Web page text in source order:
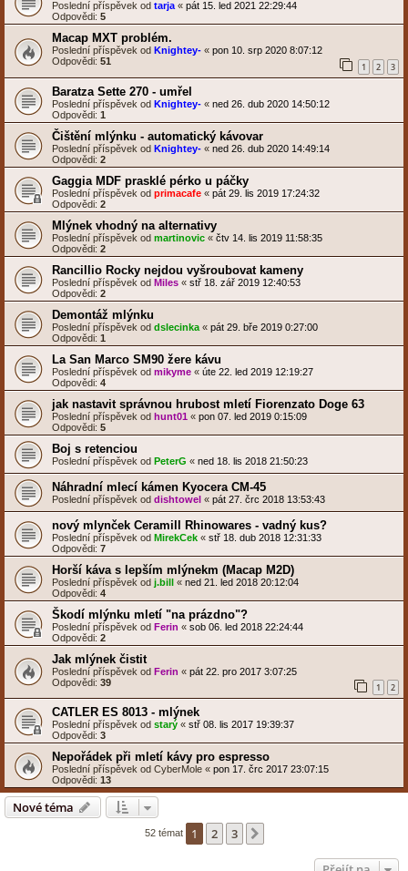
Poslední příspěvek od tarja « pát 15. led 2021 22:29:44
Odpovědi: 5
Macap MXT problém.
Poslední příspěvek od Knightey- « pon 10. srp 2020 8:07:12
Odpovědi: 51 1 2 3
Baratza Sette 270 - umřel
Poslední příspěvek od Knightey- « ned 26. dub 2020 14:50:12
Odpovědi: 1
Čištění mlýnku - automatický kávovar
Poslední příspěvek od Knightey- « ned 26. dub 2020 14:49:14
Odpovědi: 2
Gaggia MDF prasklé pérko u páčky
Poslední příspěvek od primacafe « pát 29. lis 2019 17:24:32
Odpovědi: 2
Mlýnek vhodný na alternativy
Poslední příspěvek od martinovic « čtv 14. lis 2019 11:58:35
Odpovědi: 2
Rancillio Rocky nejdou vyšroubovat kameny
Poslední příspěvek od Miles « stř 18. zář 2019 12:40:53
Odpovědi: 2
Demontáž mlýnku
Poslední příspěvek od dslecinka « pát 29. bře 2019 0:27:00
Odpovědi: 1
La San Marco SM90 žere kávu
Poslední příspěvek od mikyme « úte 22. led 2019 12:19:27
Odpovědi: 4
jak nastavit správnou hrubost mletí Fiorenzato Doge 63
Poslední příspěvek od hunt01 « pon 07. led 2019 0:15:09
Odpovědi: 5
Boj s retenciou
Poslední příspěvek od PeterG « ned 18. lis 2018 21:50:23
Náhradní mlecí kámen Kyocera CM-45
Poslední příspěvek od dishtowel « pát 27. črc 2018 13:53:43
nový mlynček Ceramill Rhinowares - vadný kus?
Poslední příspěvek od MirekCek « stř 18. dub 2018 12:31:33
Odpovědi: 7
Horší káva s lepším mlýnekm (Macap M2D)
Poslední příspěvek od j.bill « ned 21. led 2018 20:12:04
Odpovědi: 4
Škodí mlýnku mletí "na prázdno"?
Poslední příspěvek od Ferin « sob 06. led 2018 22:24:44
Odpovědi: 2
Jak mlýnek čistit
Poslední příspěvek od Ferin « pát 22. pro 2017 3:07:25
Odpovědi: 39 1 2
CATLER ES 8013 - mlýnek
Poslední příspěvek od starý « stř 08. lis 2017 19:39:37
Odpovědi: 3
Nepořádek při mletí kávy pro espresso
Poslední příspěvek od CyberMole « pon 17. črc 2017 23:07:15
Odpovědi: 13
Nové téma
52 témat 1 2 3